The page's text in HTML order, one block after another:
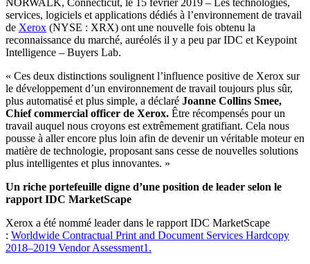
services, logiciels et applications dédiés à l’environnement de travail
de Xerox (NYSE : XRX) ont une nouvelle fois obtenu la
reconnaissance du marché, auréolés il y a peu par IDC et Keypoint
Intelligence – Buyers Lab.
« Ces deux distinctions soulignent l’influence positive de Xerox sur
le développement d’un environnement de travail toujours plus sûr,
plus automatisé et plus simple, a déclaré Joanne Collins Smee,
Chief commercial officer de Xerox. Être récompensés pour un
travail auquel nous croyons est extrêmement gratifiant. Cela nous
pousse à aller encore plus loin afin de devenir un véritable moteur en
matière de technologie, proposant sans cesse de nouvelles solutions
plus intelligentes et plus innovantes. »
Un riche portefeuille digne d’une position de leader selon le
rapport IDC MarketScape
Xerox a été nommé leader dans le rapport IDC MarketScape
: Worldwide Contractual Print and Document Services Hardcopy
2018–2019 Vendor Assessment1.